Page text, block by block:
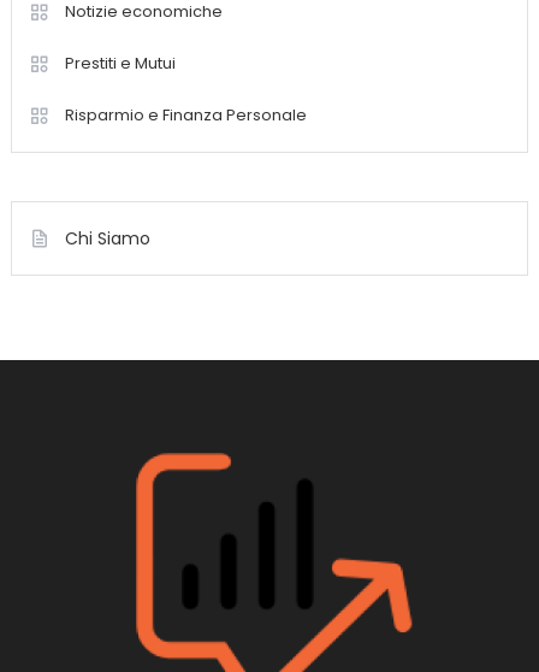
Notizie economiche
Prestiti e Mutui
Risparmio e Finanza Personale
Chi Siamo